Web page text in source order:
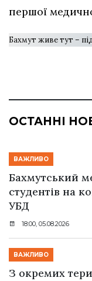
першої
Бахмут живе тут –
ОСТАННІ
ВАЖЛИВО
Бахмутський
студентів на
УБД
18:00, 05.08.2026
ВАЖЛИВО
З окремих